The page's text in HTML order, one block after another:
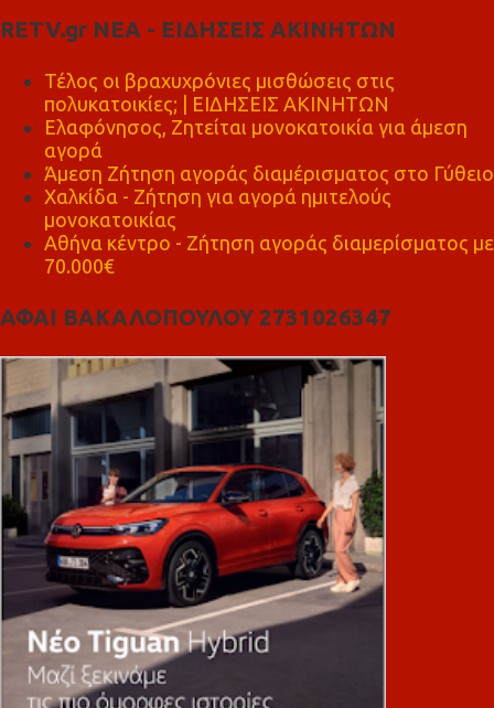
RETV.gr ΝΕΑ - ΕΙΔΗΣΕΙΣ ΑΚΙΝΗΤΩΝ
Τέλος οι βραχυχρόνιες μισθώσεις στις
πολυκατοικίες; | ΕΙΔΗΣΕΙΣ ΑΚΙΝΗΤΩΝ
Ελαφόνησος, Ζητείται μονοκατοικία για άμεση
αγορά
Άμεση Ζήτηση αγοράς διαμέρισματος στο Γύθειο
Χαλκίδα - Ζήτηση για αγορά ημιτελούς
μονοκατοικίας
Αθήνα κέντρο - Ζήτηση αγοράς διαμερίσματος με
70.000€
ΑΦΑΙ ΒΑΚΑΛΟΠΟΥΛΟΥ 2731026347